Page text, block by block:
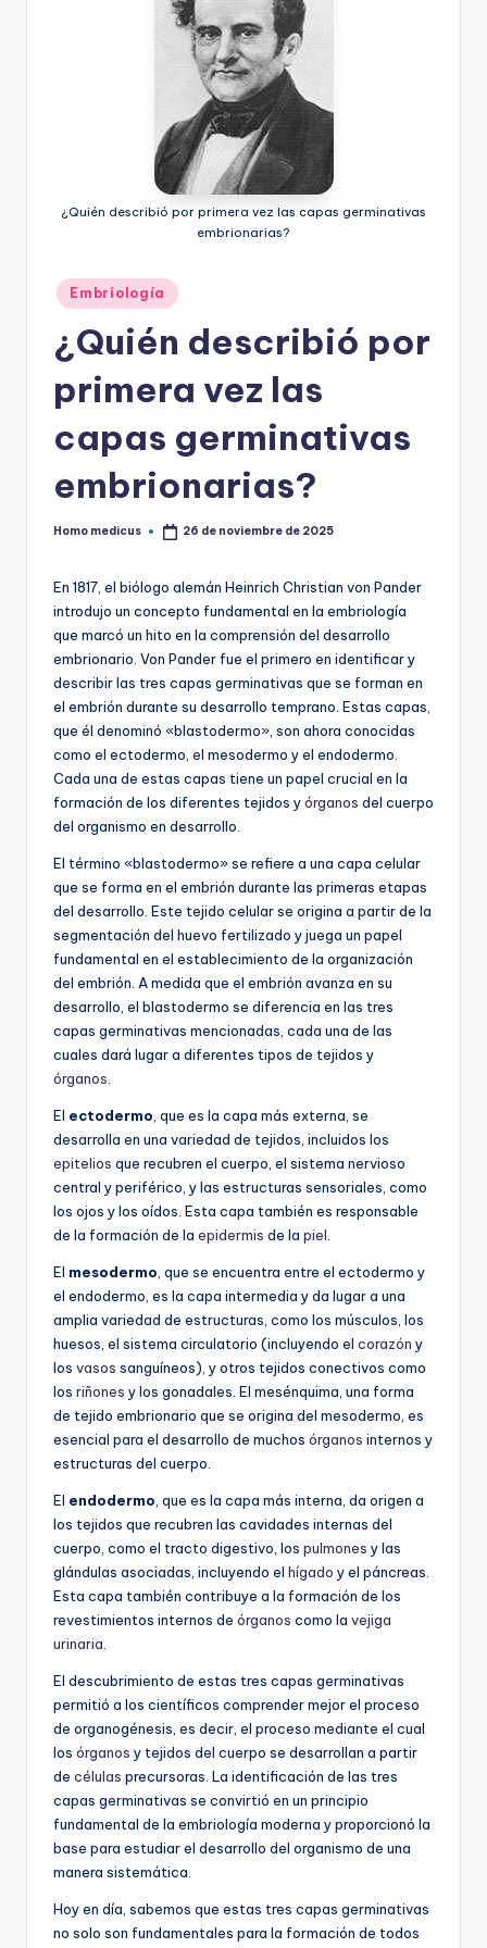
¿Quién describió por primera vez las capas germinativas
embrionarias?
Publicado
en
Embriología
¿Quién describió por
primera vez las
capas germinativas
embrionarias?
Publicado
Homo medicus 26 de noviembre de 2025
En 1817, el biólogo alemán Heinrich Christian von Pander
introdujo un concepto fundamental en la embriología
que marcó un hito en la comprensión del desarrollo
embrionario. Von Pander fue el primero en identificar y
describir las tres capas germinativas que se forman en
el embrión durante su desarrollo temprano. Estas capas,
que él denominó «blastodermo», son ahora conocidas
como el ectodermo, el mesodermo y el endodermo.
Cada una de estas capas tiene un papel crucial en la
formación de los diferentes tejidos yórganos del cuerpo
del organismo en desarrollo.
El término «blastodermo» se refiere a una capa celular
que se forma en el embrión durante las primeras etapas
del desarrollo. Este tejido celular se origina a partir de la
segmentación del huevo fertilizado y juega un papel
fundamental en el establecimiento de la organización
del embrión. A medida que el embrión avanza en su
desarrollo, el blastodermo se diferencia en las tres
capas germinativas mencionadas, cada una de las
cuales dará lugar a diferentes tipos de tejidos y
órganos
El ectodermo , que es la capa más externa, se
desarrolla en una variedad de tejidos, incluidos los
epitelios que recubren el cuerpo, el sistema nervioso
central y periférico, y las estructuras sensoriales, como
los ojos y los oídos. Esta capa también es responsable
de la formación de la epidermis de la piel
El mesodermo , que se encuentra entre el ectodermo y
el endodermo, es la capa intermedia y da lugar a una
amplia variedad de estructuras, como los músculos, los
huesos, el sistema circulatorio (incluyendo el corazón y
los vasos sanguíneos), y otros tejidos conectivos como
los riñones y los gonadales. El mesénquima, una forma
de tejido embrionario que se origina del mesodermo, es
esencial para el desarrollo de muchos órganos internos y
estructuras del cuerpo.
El endodermo , que es la capa más interna, da origen a
los tejidos que recubren las cavidades internas del
cuerpo, como el tracto digestivo, los pulmones y las
glándulas asociadas, incluyendo el hígado y el páncreas.
Esta capa también contribuye a la formación de los
revestimientos internos de órganos como la vejiga
urinaria
El descubrimiento de estas tres capas germinativas
permitió a los científicos comprender mejor el proceso
de organogénesis, es decir, el proceso mediante el cual
los órganos y tejidos del cuerpo se desarrollan a partir
de células precursoras. La identificación de las tres
capas germinativas se convirtió en un principio
fundamental de la embriología moderna y proporcionó la
base para estudiar el desarrollo del organismo de una
manera sistemática.
Hoy en día, sabemos que estas tres capas germinativas
no solo son fundamentales para la formación de todos